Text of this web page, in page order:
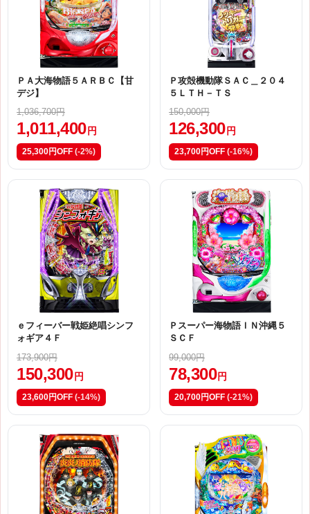
ＰＡ大海物語５ＡＲＢＣ【甘
デジ】
1,036,700円
1,011,400 円
25,300円OFF (-2%)
Ｐ攻殻機動隊ＳＡＣ＿２０４
５ＬＴＨ－ＴＳ
150,000円
126,300 円
23,700円OFF (-16%)
ｅフィーバー戦姫絶唱シンフ
ォギア４Ｆ
173,900円
150,300 円
23,600円OFF (-14%)
Ｐスーパー海物語ＩＮ沖縄５
ＳＣＦ
99,000円
78,300 円
20,700円OFF (-21%)